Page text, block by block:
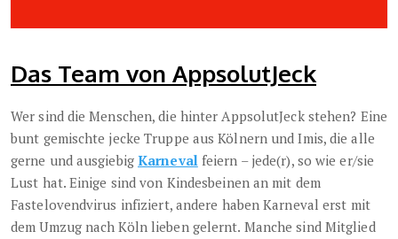
Das Team von AppsolutJeck
Wer sind die Menschen, die hinter AppsolutJeck stehen? Eine
bunt gemischte jecke Truppe aus Kölnern und Imis, die alle
gerne und ausgiebig Karnevalfeiern – jede(r), so wie er/sie
Lust hat. Einige sind von Kindesbeinen an mit dem
Fastelovendvirus infiziert, andere haben Karneval erst mit
dem Umzug nach Köln lieben gelernt. Manche sind Mitglied